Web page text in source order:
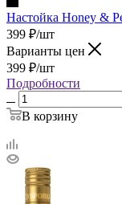
Настойка Honey &
399 ₽/шт
Варианты цен
399 ₽/шт
Подробности
В корзину